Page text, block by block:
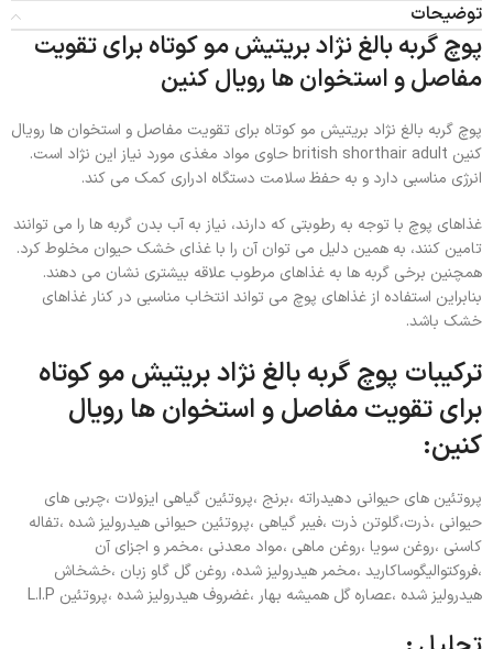
توضیحات
پوچ گربه بالغ نژاد بریتیش مو کوتاه برای تقویت
مفاصل و استخوان ها رویال کنین
پوچ گربه بالغ نژاد بریتیش مو کوتاه برای تقویت مفاصل و استخوان ها رویال
کنین british shorthair adult حاوی مواد مغذی مورد نیاز این نژاد است.
انرژی مناسبی دارد و به حفظ سلامت دستگاه ادراری کمک می کند.
غذاهای پوچ با توجه به رطوبتی که دارند، نیاز به آب بدن گربه ها را می توانند
تامین کنند، به همین دلیل می توان آن را با غذای خشک حیوان مخلوط کرد.
همچنین برخی گربه ها به غذاهای مرطوب علاقه بیشتری نشان می دهند.
بنابراین استفاده از غذاهای پوچ می تواند انتخاب مناسبی در کنار غذاهای
خشک باشد.
ترکیبات پوچ گربه بالغ نژاد بریتیش مو کوتاه
برای تقویت مفاصل و استخوان ها رویال
کنین:
پروتئین های حیوانی دهیدراته ،برنج ،پروتئین گیاهی ایزولات ،چربی های
حیوانی ،ذرت،گلوتن ذرت ،فیبر گیاهی ،پروتئین حیوانی هیدرولیز شده ،تفاله
کاسنی ،روغن سویا ،روغن ماهی ،مواد معدنی ،مخمر و اجزای آن
،فروکتوالیگوساکارید ،مخمر هیدرولیز شده، روغن گل گاو زبان ،خشخاش
هیدرولیز شده ،عصاره گل همیشه بهار ،غضروف هیدرولیز شده ،پروتئین L.I.P